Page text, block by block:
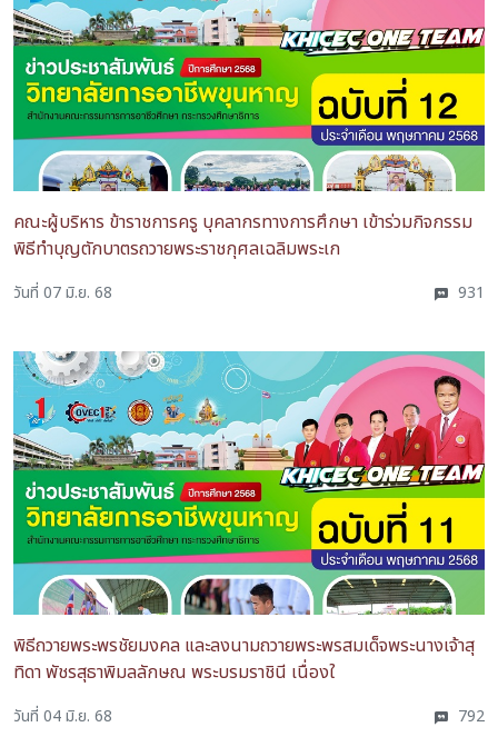
คณะผู้บริหาร ข้าราชการครู บุคลากรทางการศึกษา เข้าร่วมกิจกรรม
พิธีทำบุญตักบาตรถวายพระราชกุศลเฉลิมพระเก
วันที่ 07 มิ.ย. 68 931
พิธีถวายพระพรชัยมงคล และลงนามถวายพระพรสมเด็จพระนางเจ้าสุ
ทิดา พัชรสุธาพิมลลักษณ พระบรมราชินี เนื่องใ
วันที่ 04 มิ.ย. 68 792